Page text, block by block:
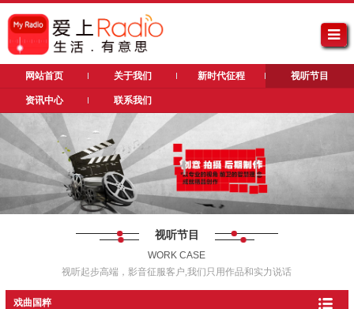
网站首页 关于我们 新时代征程 视听节目
资讯中心 联系我们
视听节目
WORK CASE
视听起步高端，影音征服客户,我们只用作品和实力说话
戏曲国粹